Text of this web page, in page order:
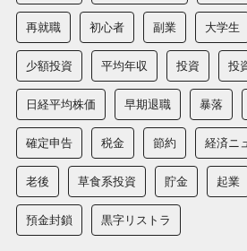
再就職 初心者 副業 大学生
少額投資 平均年収 投資 投
日経平均株価 早期退職 暴落
確定申告 税金 節約 経済ニ
老後 草食系投資 貯金 起業
預金封鎖 黒字リストラ